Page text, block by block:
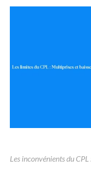
Les inconvénients du